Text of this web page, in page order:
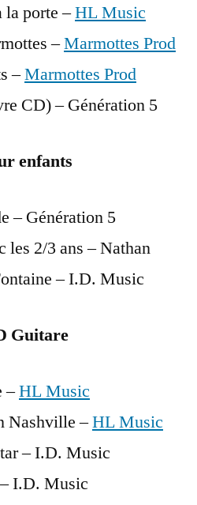
la porte –HL Music
–Marmottes Prod
–Marmottes Prod
CD) – Génération 5
enfants
– Génération 5
les 2/3 ans – Nathan
– I.D. Music
Guitare
–HL Music
Nashville –HL Music
– I.D. Music
I.D. Music